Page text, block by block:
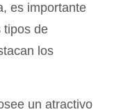
es importante
tipos de
los
un atractivo